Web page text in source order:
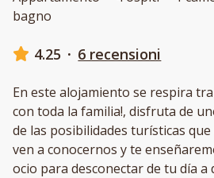
bagno
4.25 · 6 recensioni
En este alojamiento se respira
con toda la familia!, disfruta de
de las posibilidades turísticas
ven a conocernos y te
ocio para desconectar de tu día a